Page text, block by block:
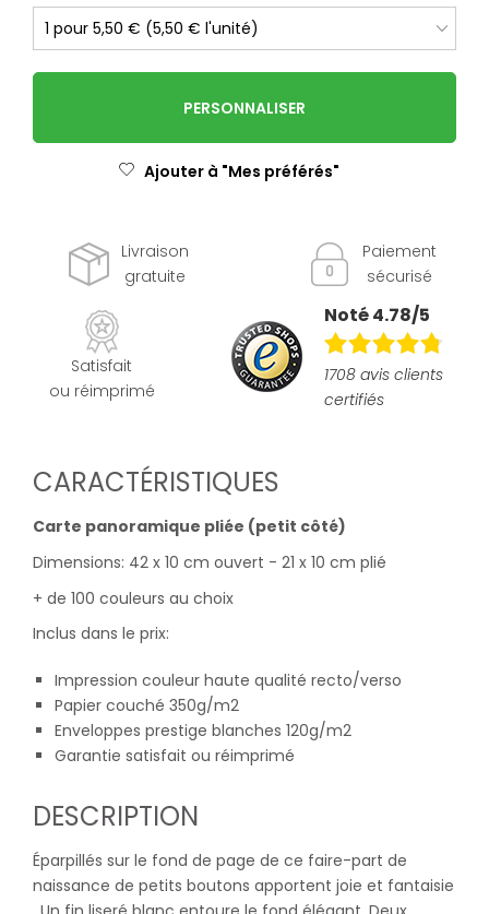
PERSONNALISER
Ajouter à "Mes préférés"
Livraison
gratuite
Paiement
sécurisé
Satisfait
ou réimprimé
Noté 4.78/5
1708 avis clients
certifiés
CARACTÉRISTIQUES
Carte panoramique pliée (petit côté)
Dimensions: 42 x 10 cm ouvert - 21 x 10 cm plié
+ de 100 couleurs au choix
Inclus dans le prix:
Impression couleur haute qualité recto/verso
Papier couché 350g/m2
Enveloppes prestige blanches 120g/m2
Garantie satisfait ou réimprimé
DESCRIPTION
Éparpillés sur le fond de page de ce faire-part de
naissance de petits boutons apportent joie et fantaisie